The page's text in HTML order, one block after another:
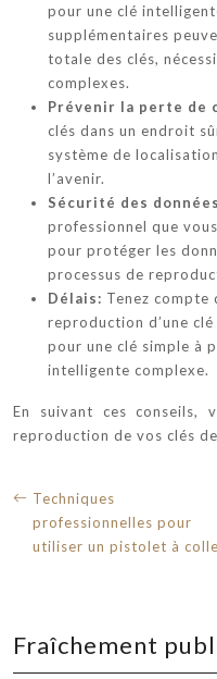
pour une clé
supplémentaires
totale des clés,
complexes.
Prévenir la perte de
clés dans un endroit
système de
l’avenir.
Sécurité des
professionnel que
pour protéger les
processus de
Délais: Tenez compte
reproduction d’une
pour une clé simple à
intelligente complexe.
En suivant ces conseils,
reproduction de vos clés
Techniques
professionnelles pour
utiliser un pistolet à colle
Fraîchement